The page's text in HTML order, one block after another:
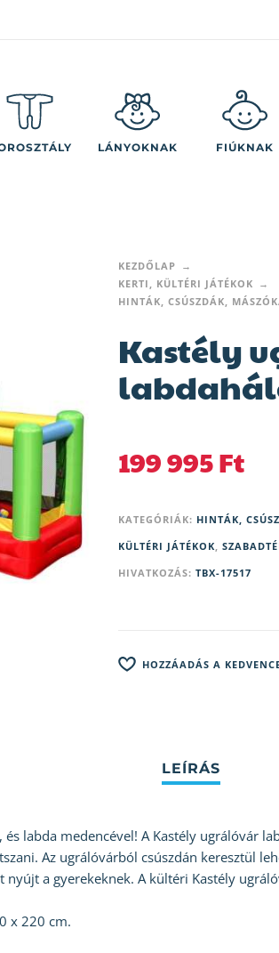
LÁNYOKNAK FIÚKNAK
KEZDŐLAP
KERTI, KÜLTÉRI JÁTÉKOK
HINTÁK, CSÚSZDÁK,
Kastély
199 995Ft
KATEGÓRIÁK: HINTÁK,
KÜLTÉRI JÁTÉKOK,
HIVATKOZÁS: TBX-17517
HOZZÁADÁS A
labda medencével! A Kastély ugrálóvár
Az ugrálóvárból csúszdán keresztül
a gyerekeknek. A kültéri Kastély
x 220 cm.